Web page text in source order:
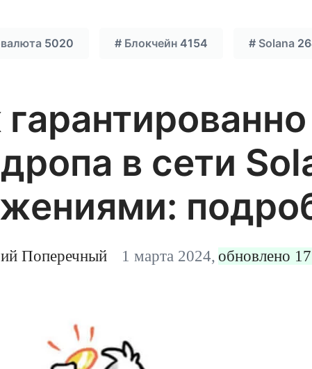
5020 # Блокчейн 4154 # Solana
в сети
Поперечный 1 марта 2024, обновлено